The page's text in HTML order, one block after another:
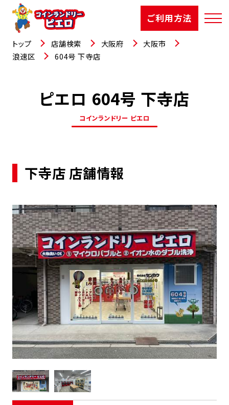
ご利用方法
店舗検索
選ばれる理由
お知らせ
お役立コラム
よくあるご質問
FCオーナー募集中
トップ 店舗検索 大阪府
大阪市
浪速区
604号 下寺店
ピエロ 604号 下寺店
コインランドリー ピエロ
下寺店 店舗情報